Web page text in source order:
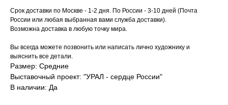
Срок доставки по Москве - 1-2 дня. По России - 3-10 дней (Почта
России или любая выбранная вами служба доставки).
Возможна доставка в любую точку мира.
Вы всегда можете позвонить или написать лично художнику и
выяснить все детали.
Размер: Средние
Выставочный проект: "УРАЛ - сердце России"
В наличии: Да